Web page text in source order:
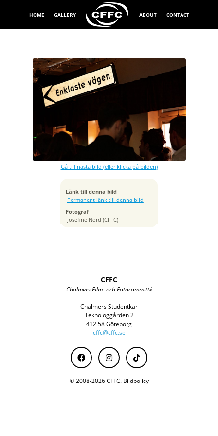
HOME GALLERY ABOUT CONTACT
Gå till nästa bild (eller klicka på bilden)
Länk till denna bild
Permanent länk till denna bild
Fotograf
Josefine Nord (CFFC)
Bländare
f/5.6
Tagen
ISO
1600
Brännvidd
95 mm
CFFC
Chalmers Film- och Fotocommitté
Chalmers Studentkår
Teknologgården 2
412 58 Göteborg
cffc@cffc.se
© 2008-2026 CFFC. Bildpolicy